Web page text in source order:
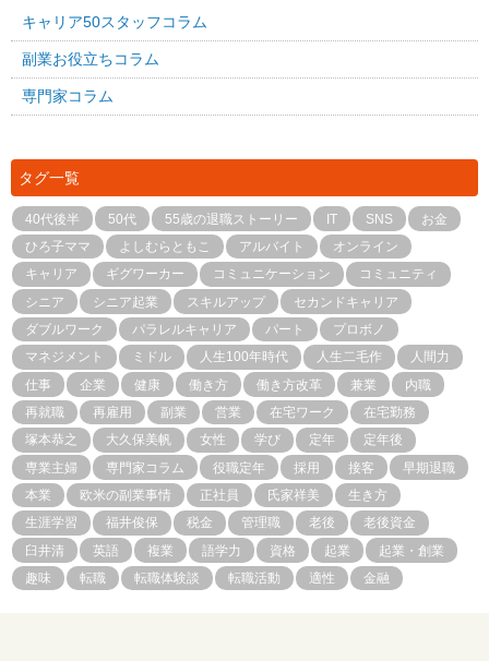
キャリア50スタッフコラム
副業お役立ちコラム
専門家コラム
タグ一覧
40代後半 50代 55歳の退職ストーリー IT SNS
お金
ひろ子ママ
よしむらともこ アルバイト
オンライン
キャリア
ギグワーカー コミュニケーション
コミュニティ
シニア
シニア起業 スキルアップ
セカンドキャリア
ダブルワーク
パラレルキャリア パート
プロボノ
マネジメント
ミドル 人生100年時代 人生二毛作
人間力
仕事
企業 健康 働き方 働き方改革 兼業
内職
再就職
再雇用 副業 営業 在宅ワーク
在宅勤務
塚本恭之
大久保美帆 女性 学び 定年
定年後
専業主婦
専門家コラム 役職定年 採用 接客
早期退職
本業
欧米の副業事情 正社員 氏家祥美
生き方
生涯学習
福井俊保 税金 管理職 老後
老後資金
臼井清
英語 複業 語学力 資格 起業
起業・創業
趣味
転職 転職体験談 転職活動 適性 金融